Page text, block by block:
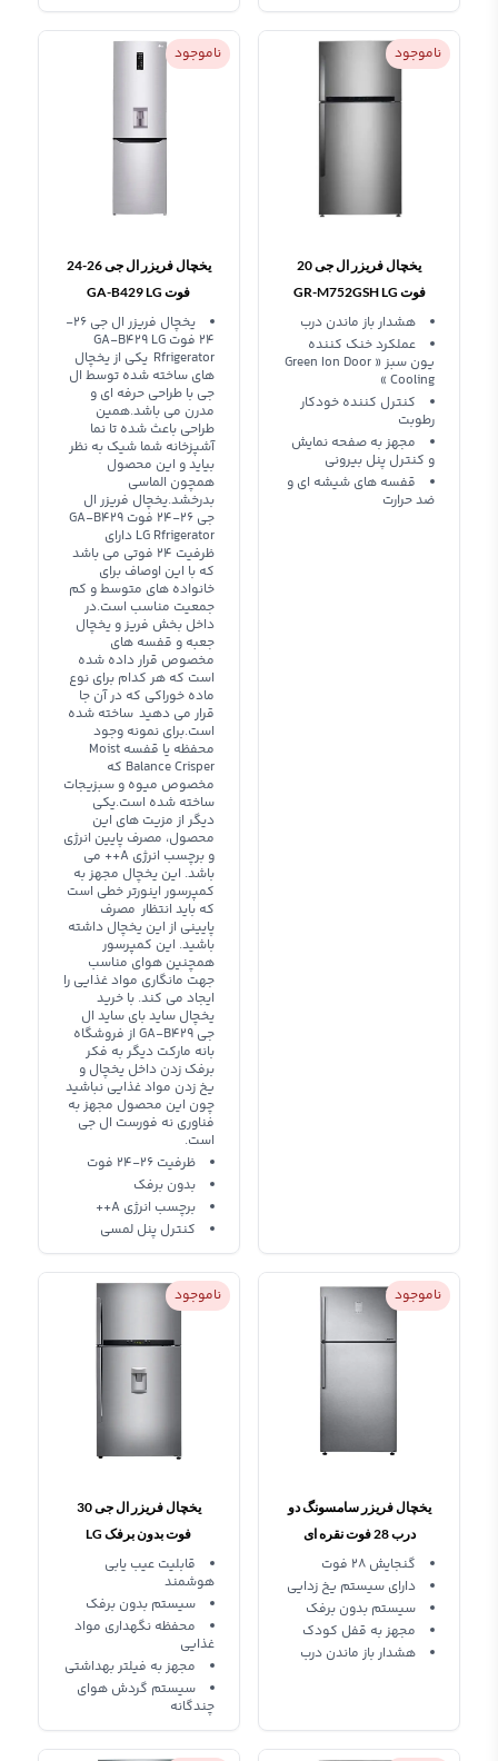
ناموجود
یخچال فریزر ال جی 20
فوت GR-M752GSH LG
Refrigerator
هشدار باز ماندن درب
عملکرد خنک کننده
یون سبز « Green Ion Door
Cooling »
کنترل کننده خودکار
رطوبت
مجهز به صفحه نمایش
و کنترل پنل بیرونی
قفسه های شیشه ای و
ضد حرارت
ناموجود
یخچال فریزر ال جی 26-24
فوت GA-B429 LG
Rfrigerator
یخچال فریزر ال جی 26-
24 فوت GA-B429 LG
Rfrigerator یکی از یخچال
های ساخته شده توسط ال
جی با طراحی حرفه ای و
مدرن می باشد.همین
طراحی باعث شده تا نما
آشپزخانه شما شیک به نظر
بیاید و این محصول
همچون الماسی
بدرخشد.یخچال فریزر ال
جی 26-24 فوت GA-B429
LG Rfrigerator دارای
ظرفیت 24 فوتی می باشد
که با این اوصاف برای
خانواده های متوسط و کم
جمعیت مناسب است.در
داخل بخش فریز و یخچال
جعبه و قفسه های
مخصوص قرار داده شده
است که هر کدام برای نوع
ماده خوراکی که در آن جا
قرار می دهید ساخته شده
است.برای نمونه وجود
محفظه یا قفسه Moist
Balance Crisper که
مخصوص میوه و سبزیجات
ساخته شده است.یکی
دیگر از مزیت های این
محصول، مصرف پایین انرژی
و برچسب انرژی A++ می
باشد. این یخچال مجهز به
کمپرسور اینورتر خطی است
که باید انتظار مصرف
پایینی از این یخچال داشته
باشید. این کمپرسور
همچنین هوای مناسب
جهت مانگاری مواد غذایی را
ایجاد می کند. با خرید
یخچال ساید بای ساید ال
جی GA-B429 از فروشگاه
بانه مارکت دیگر به فکر
برفک زدن داخل یخچال و
یخ زدن مواد غذایی نباشید
چون این محصول مجهز به
فناوری نه فورست ال جی
است.
ظرفیت 26-24 فوت
بدون برفک
برچسب انرژی A++
کنترل پنل لمسی
ناموجود
یخچال فریزر سامسونگ دو
درب 28 فوت نقره ای
Samsung Refrigerator
rt50
گنجایش 28 فوت
دارای سیستم یخ زدایی
سیستم بدون برفک
مجهز به قفل کودک
هشدار باز ماندن درب
ناموجود
یخچال فریزر ال جی 30
فوت بدون برفک LG
Refrigerator GRB-832
قابلیت عیب ‌یابی
هوشمند
سیستم بدون برفک
محفظه نگهداری مواد
غذایی
مجهز به فیلتر بهداشتی
سیستم گردش هوای
چندگانه